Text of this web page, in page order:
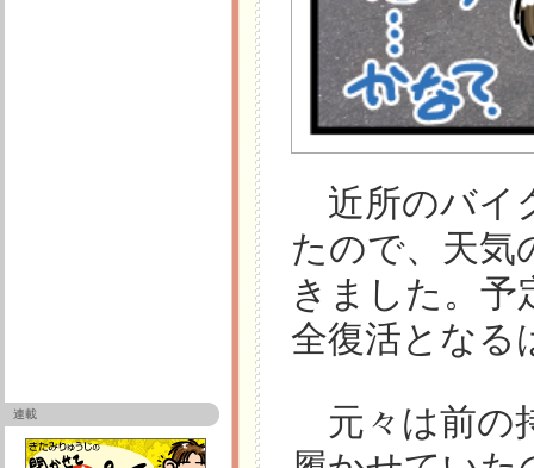
連載
近所のバイ
たので、天気
きました。予
全復活となる
元々は前の